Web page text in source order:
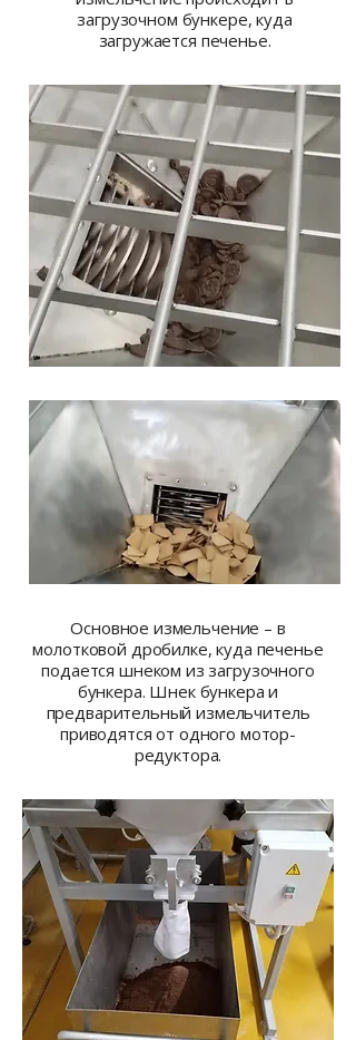
загрузочном бункере, куда
загружается печенье.
Основное измельчение – в
молотковой дробилке, куда печенье
подается шнеком из загрузочного
бункера. Шнек бункера и
предварительный измельчитель
приводятся от одного мотор-
редуктора.